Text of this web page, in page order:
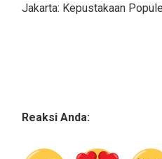
Jakarta: Kepustakaan
Reaksi Anda: